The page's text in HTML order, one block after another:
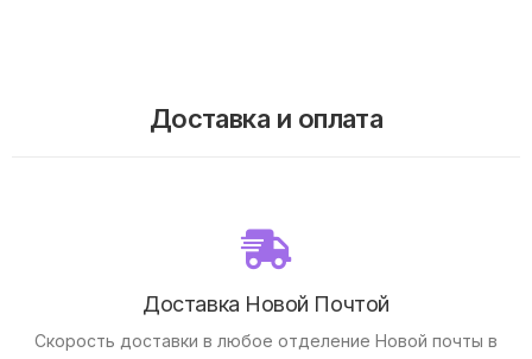
Доставка и оплата
Доставка Новой Почтой
Скорость доставки в любое отделение Новой почты в